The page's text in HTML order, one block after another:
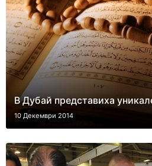
В Дубай представиха
10 Декември 2014